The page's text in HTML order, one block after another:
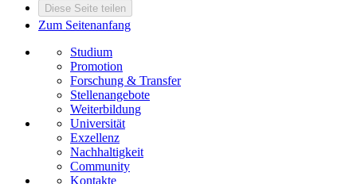
Diese Seite teilen
Zum Seitenanfang
Studium
Promotion
Forschung & Transfer
Stellenangebote
Weiterbildung
Universität
Exzellenz
Nachhaltigkeit
Community
Kontakte